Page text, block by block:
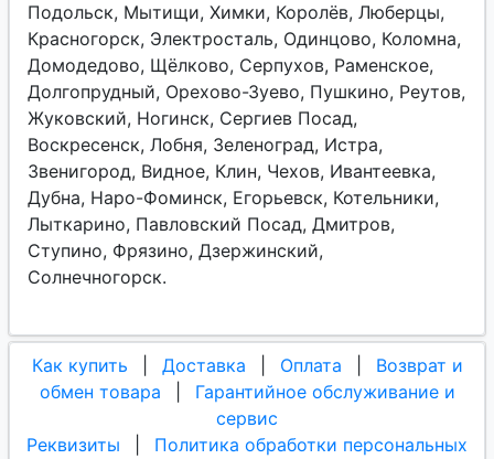
Подольск, Мытищи, Химки, Королёв, Люберцы,
Красногорск, Электросталь, Одинцово, Коломна,
Домодедово, Щёлково, Серпухов, Раменское,
Долгопрудный, Орехово-Зуево, Пушкино, Реутов,
Жуковский, Ногинск, Сергиев Посад,
Воскресенск, Лобня, Зеленоград, Истра,
Звенигород, Видное, Клин, Чехов, Ивантеевка,
Дубна, Наро-Фоминск, Егорьевск, Котельники,
Лыткарино, Павловский Посад, Дмитров,
Ступино, Фрязино, Дзержинский,
Солнечногорск.
Как купить Доставка Оплата
Возврат и
обмен товара
Гарантийное обслуживание и
сервис
Реквизиты
Политика обработки персональных